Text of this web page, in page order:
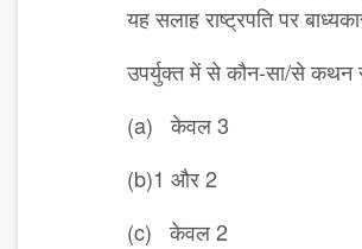
यह सलाह राष्ट्रपति पर
उपर्युक्त में से कौन-सा/से कथन
(a) केवल 3
(b)1 और 2
(c) केवल 2